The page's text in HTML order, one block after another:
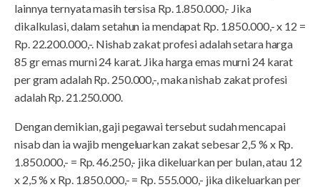
lainnya ternyata masih tersisa Rp. 1.850.000,- Jika
dikalkulasi, dalam setahun ia mendapat Rp. 1.850.000,- x 12 =
Rp. 22.200.000,-. Nishab zakat profesi adalah setara harga
85 gr emas murni 24 karat. Jika harga emas murni 24 karat
per gram adalah Rp. 250.000,-, maka nishab zakat profesi
adalah Rp. 21.250.000.
Dengan demikian, gaji pegawai tersebut sudah mencapai
nisab dan ia wajib mengeluarkan zakat sebesar 2,5 % x Rp.
1.850.000,- = Rp. 46.250,- jika dikeluarkan per bulan, atau 12
x 2,5 % x Rp. 1.850.000,- = Rp. 555.000,- jika dikeluarkan per